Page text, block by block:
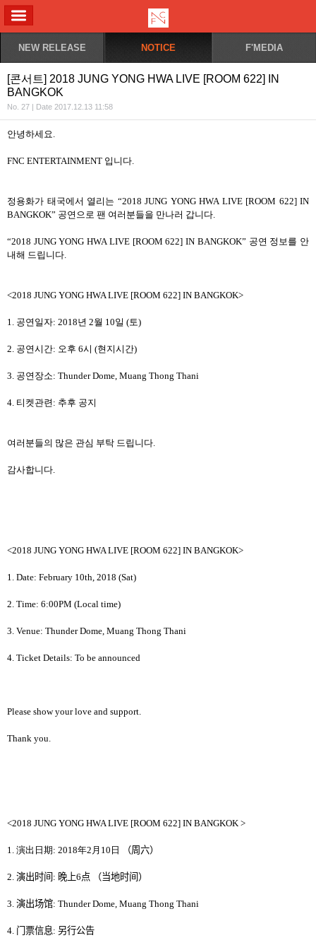
NEW RELEASE NOTICE F'MEDIA
[콘서트] 2018 JUNG YONG HWA LIVE [ROOM 622] IN
BANGKOK
No. 27 | Date 2017.12.13 11:58
안녕하세요.
FNC ENTERTAINMENT 입니다.
정용화가 태국에서 열리는 “2018 JUNG YONG HWA LIVE [ROOM 622] IN
BANGKOK” 공연으로 팬 여러분들을 만나러 갑니다.
“2018 JUNG YONG HWA LIVE [ROOM 622] IN BANGKOK” 공연 정보를 안
내해 드립니다.
<2018 JUNG YONG HWA LIVE [ROOM 622] IN BANGKOK>
1. 공연일자: 2018년 2월 10일 (토)
2. 공연시간: 오후 6시 (현지시간)
3. 공연장소: Thunder Dome, Muang Thong Thani
4. 티켓관련 : 추후 공지
여러분들의 많은 관심 부탁 드립니다.
감사합니다.
<2018 JUNG YONG HWA LIVE [ROOM 622] IN BANGKOK>
1. Date: February 10th, 2018 (Sat)
2. Time: 6:00PM (Local time)
3. Venue: Thunder Dome, Muang Thong Thani
4. Ticket Details: To be announced
Please show your love and support.
Thank you.
<2018 JUNG YONG HWA LIVE [ROOM 622] IN BANGKOK >
1. 演出日期: 2018年2 月 10 日 （周六）
2. 演出时间 : 晚上6点 （当地时间 ）
3. 演出场馆: Thunder Dome, Muang Thong Thani
4. 门票信息: 另行公告